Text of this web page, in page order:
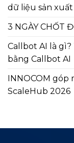
dữ liệu sản xuất
3 NGÀY CHỐT
Callbot AI là
bằng Callbot AI
INNOCOM góp
ScaleHub 2026